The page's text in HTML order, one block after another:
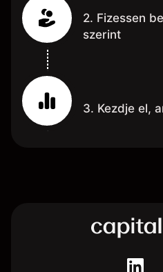
2. Fizessen
szerint
3. Kezdje el,